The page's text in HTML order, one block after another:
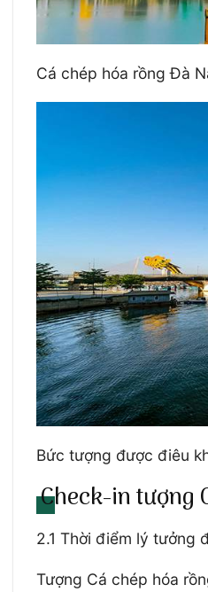
Cá chép hóa rồng Đà
Bức tượng được điêu
Check-in tượng
2.1 Thời điểm lý tưởng
Tượng Cá chép hóa